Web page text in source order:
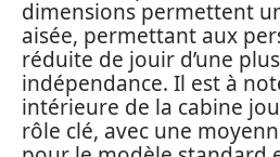
dimensions permettent
aisée, permettant aux
réduite de jouir d’une
indépendance. Il est à
intérieure de la cabine
rôle clé, avec une